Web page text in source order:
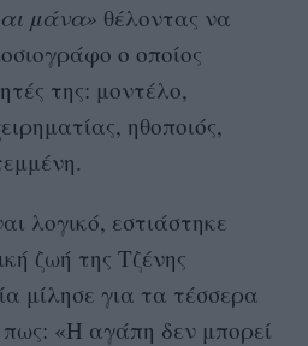
μάνα» θέλοντας να
ο οποίος
της: μοντέλο,
ηθοποιός,
λογικό, εστιάστηκε
ζωή της Τζένης
μίλησε για τα τέσσερα
πως: «Η αγάπη δεν μπορεί